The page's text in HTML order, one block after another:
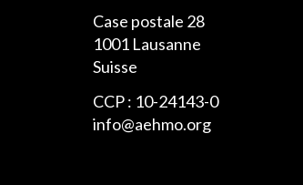
Case postale 28
1001 Lausanne
Suisse
CCP : 10-24143-0
info@aehmo.org